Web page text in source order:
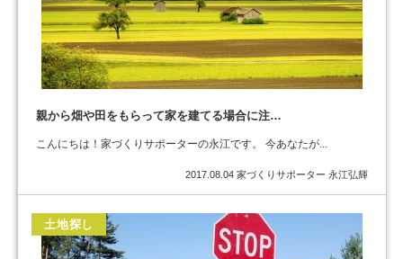
親から畑や田をもらって家を建てる場合に注…
こんにちは！家づくりサポーターの永江です。 今あなたが...
2017.08.04 家づくりサポーター 永江弘輝
土地探し